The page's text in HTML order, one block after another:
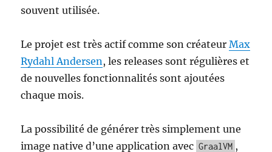
souvent utilisée.
Le projet est très actif comme son créateurMax
Rydahl Andersen, les releases sont régulières et
de nouvelles fonctionnalités sont ajoutées
chaque mois.
La possibilité de générer très simplement une
image native d’une application avec GraalVM ,